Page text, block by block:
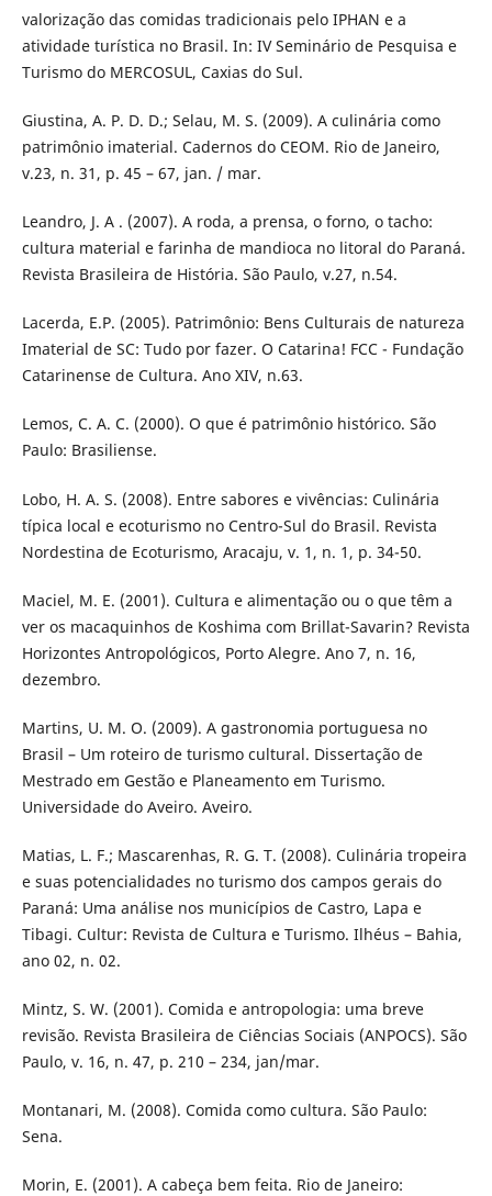
valorização das comidas tradicionais pelo IPHAN e a
atividade turística no Brasil. In: IV Seminário de Pesquisa e
Turismo do MERCOSUL, Caxias do Sul.
Giustina, A. P. D. D.; Selau, M. S. (2009). A culinária como
patrimônio imaterial. Cadernos do CEOM. Rio de Janeiro,
v.23, n. 31, p. 45 – 67, jan. / mar.
Leandro, J. A . (2007). A roda, a prensa, o forno, o tacho:
cultura material e farinha de mandioca no litoral do Paraná.
Revista Brasileira de História. São Paulo, v.27, n.54.
Lacerda, E.P. (2005). Patrimônio: Bens Culturais de natureza
Imaterial de SC: Tudo por fazer. O Catarina! FCC - Fundação
Catarinense de Cultura. Ano XIV, n.63.
Lemos, C. A. C. (2000). O que é patrimônio histórico. São
Paulo: Brasiliense.
Lobo, H. A. S. (2008). Entre sabores e vivências: Culinária
típica local e ecoturismo no Centro-Sul do Brasil. Revista
Nordestina de Ecoturismo, Aracaju, v. 1, n. 1, p. 34-50.
Maciel, M. E. (2001). Cultura e alimentação ou o que têm a
ver os macaquinhos de Koshima com Brillat-Savarin? Revista
Horizontes Antropológicos, Porto Alegre. Ano 7, n. 16,
dezembro.
Martins, U. M. O. (2009). A gastronomia portuguesa no
Brasil – Um roteiro de turismo cultural. Dissertação de
Mestrado em Gestão e Planeamento em Turismo.
Universidade do Aveiro. Aveiro.
Matias, L. F.; Mascarenhas, R. G. T. (2008). Culinária tropeira
e suas potencialidades no turismo dos campos gerais do
Paraná: Uma análise nos municípios de Castro, Lapa e
Tibagi. Cultur: Revista de Cultura e Turismo. Ilhéus – Bahia,
ano 02, n. 02.
Mintz, S. W. (2001). Comida e antropologia: uma breve
revisão. Revista Brasileira de Ciências Sociais (ANPOCS). São
Paulo, v. 16, n. 47, p. 210 – 234, jan/mar.
Montanari, M. (2008). Comida como cultura. São Paulo:
Sena.
Morin, E. (2001). A cabeça bem feita. Rio de Janeiro: